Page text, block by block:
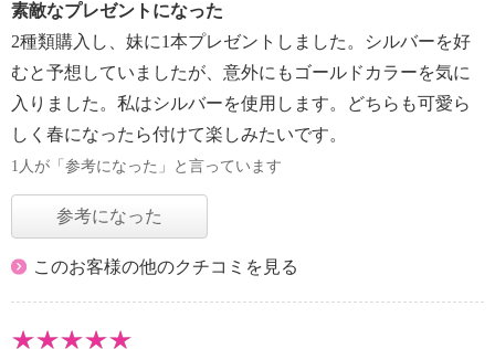
素敵なプレゼントになった
2種類購入し、妹に1本プレゼントしました。シルバーを好
むと予想していましたが、意外にもゴールドカラーを気に
入りました。私はシルバーを使用します。どちらも可愛ら
しく春になったら付けて楽しみたいです。
1人が「参考になった」と言っています
参考になった
このお客様の他のクチコミを見る